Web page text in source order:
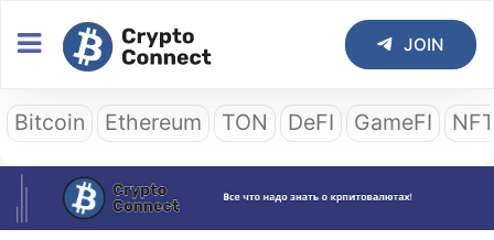
JOIN
Bitcoin Ethereum TON DeFI GameFI